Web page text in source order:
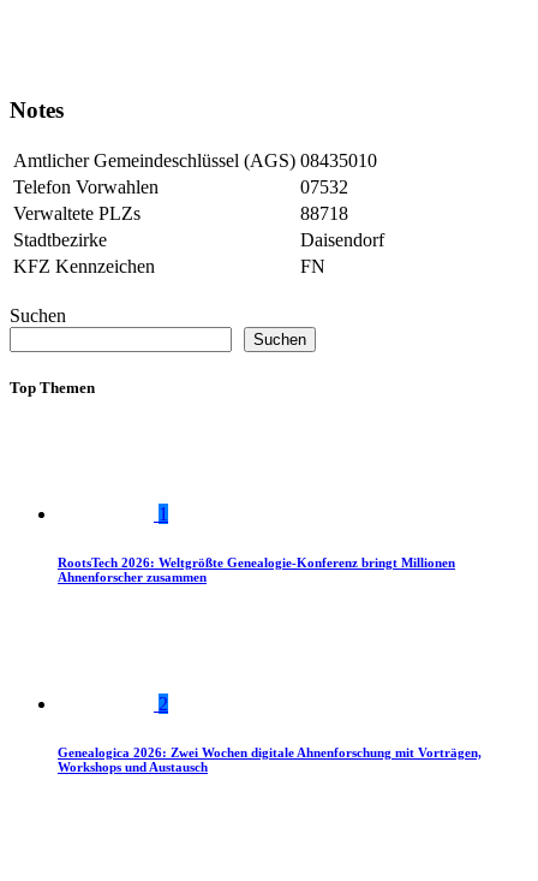
Notes
Amtlicher Gemeindeschlüssel (AGS) 08435010
Telefon Vorwahlen
07532
Verwaltete PLZs
88718
Stadtbezirke
Daisendorf
KFZ Kennzeichen
FN
Suchen
Suchen
Top Themen
1
RootsTech 2026: Weltgrößte Genealogie-Konferenz bringt Millionen
Ahnenforscher zusammen
2
Genealogica 2026: Zwei Wochen digitale Ahnenforschung mit Vorträgen,
Workshops und Austausch